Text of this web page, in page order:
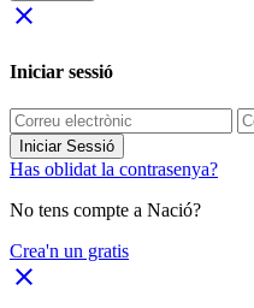
close
Iniciar sessió
Iniciar Sessió
Has oblidat la contrasenya?
No tens compte a Nació?
Crea'n un gratis
close